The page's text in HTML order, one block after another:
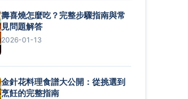
壽喜燒怎麼吃？完整步驟指南與常
見問題解答
2026-01-13
金針花料理食譜大公開：從挑選到
烹飪的完整指南